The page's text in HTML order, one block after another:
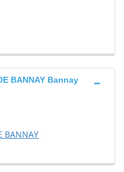
BANNAY Bannay
BANNAY